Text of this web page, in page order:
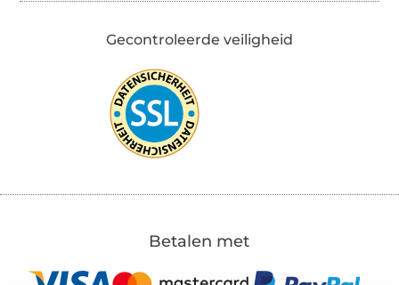
Gecontroleerde veiligheid
Betalen met